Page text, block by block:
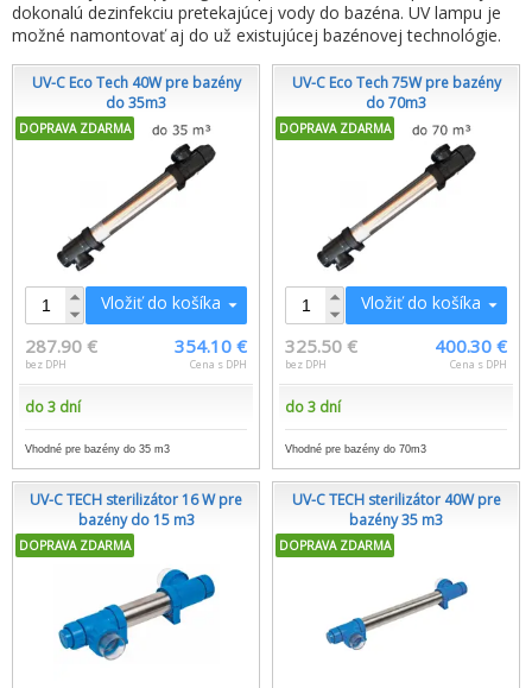
dokonalú dezinfekciu pretekajúcej vody do bazéna. UV lampu je
možné namontovať aj do už existujúcej bazénovej technológie.
UV-C Eco Tech 40W pre bazény
do 35m3
DOPRAVA ZDARMA
Vložiť do košíka
287.90 €
bez DPH
354.10 €
Cena s DPH
do 3 dní
Vhodné pre bazény do 35 m3
UV-C Eco Tech 75W pre bazény
do 70m3
DOPRAVA ZDARMA
Vložiť do košíka
325.50 €
bez DPH
400.30 €
Cena s DPH
do 3 dní
Vhodné pre bazény do 70m3
UV-C TECH sterilizátor 16 W pre
bazény do 15 m3
DOPRAVA ZDARMA
UV-C TECH sterilizátor 40W pre
bazény 35 m3
DOPRAVA ZDARMA